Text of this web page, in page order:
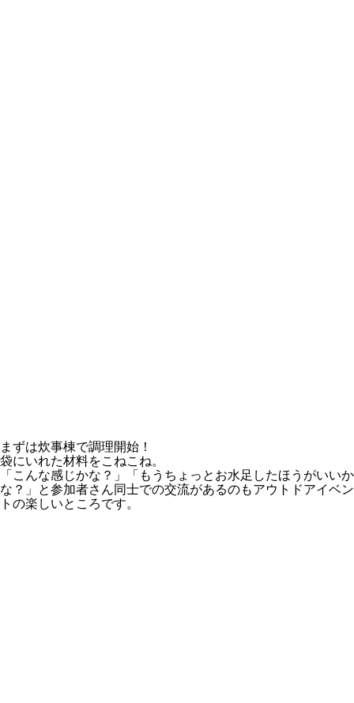
まずは炊事棟で調理開始！
袋にいれた材料をこねこね。
「こんな感じかな？」「もうちょっとお水足したほうがいいか
な？」と参加者さん同士での交流があるのもアウトドアイベン
トの楽しいところです。